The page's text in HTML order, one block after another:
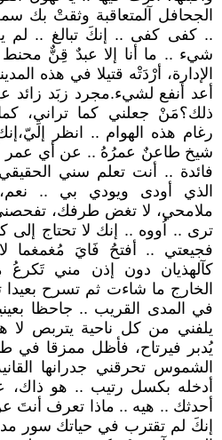
الجحافل آلمتعاقبة وثقتْ بك
.. كفى كفى .. إنكَ تبالغ ..
شيء .. ما أنا إلا عبدٌ قِنٌّ محنط
الإدارة، أرْدَتْه قتيلا في هذه
أعد أنفع لشيء.مجرد زبَد زائد
ذلك؟مَنْ جعلني كما تراني،
رغام هذه الهوام .. انظر
شيخ طاعنٌ عمرُهُ .. عن أي عمر
فائدة .. أنت تعلم سني
الذي أودى ويودي بي ..
ملامحي، لا تغض طرفك،
ترى .. اُووه .. إنك لا تحتاج
فجيعتي .. أفتحُ فَايَ مُغمغما
كآلهذيان دون إذن مني
الخارج ما شاءت ثم تسرح
في المدى القريب .. جاحظا
يلفني من كل ناحية يتربص لا
يُدبر فيرتاح، فأظل ممزقا في
الشموس تحرقني جدرانها
أدخله بكسل رتيب .. هو ذاك،
أحدثك .. هيه .. ماذا تعرف أنتَ
إنكَ لم تقترب في حياتك سور